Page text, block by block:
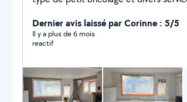
Dernier avis laissé par Corinne : 5/5
Il y a plus de 6 mois
reactif